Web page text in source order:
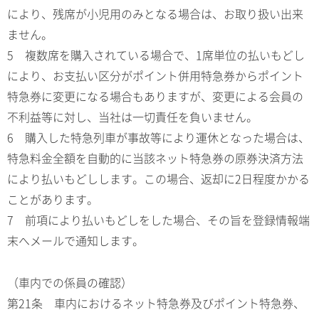
により、残席が小児用のみとなる場合は、お取り扱い出来
ません。
5 複数席を購入されている場合で、1席単位の払いもどし
により、お支払い区分がポイント併用特急券からポイント
特急券に変更になる場合もありますが、変更による会員の
不利益等に対し、当社は一切責任を負いません。
6 購入した特急列車が事故等により運休となった場合は、
特急料金全額を自動的に当該ネット特急券の原券決済方法
により払いもどしします。この場合、返却に2日程度かかる
ことがあります。
7 前項により払いもどしをした場合、その旨を登録情報端
末へメールで通知します。
（車内での係員の確認）
第21条 車内におけるネット特急券及びポイント特急券、